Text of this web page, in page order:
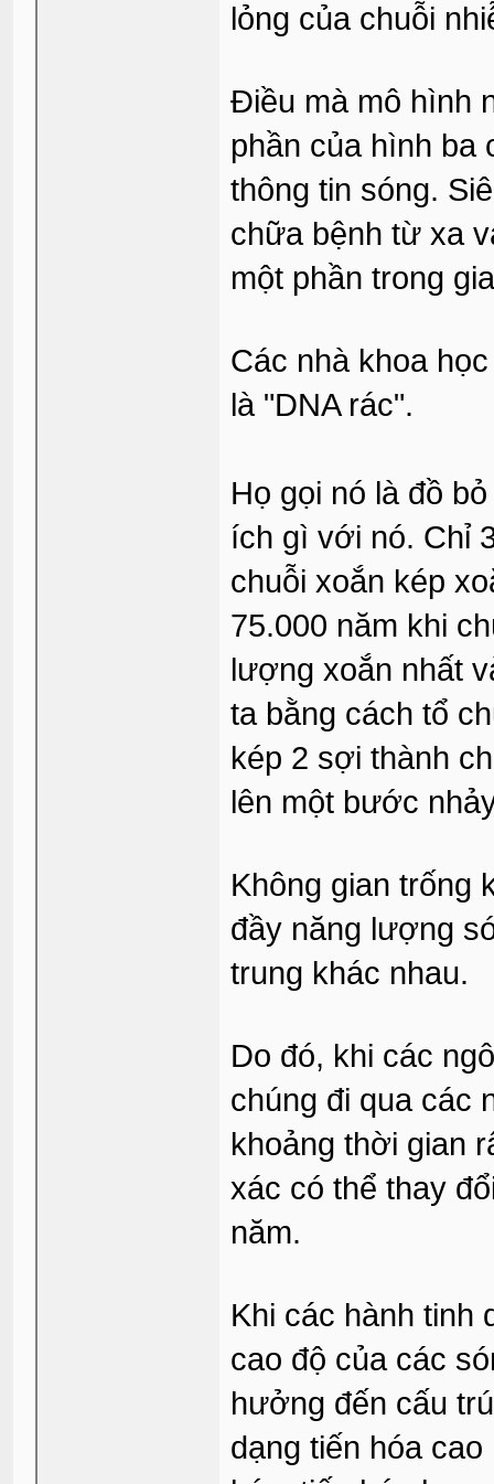
lỏng của chuỗi
Điều mà mô hình
phần của hình ba
thông tin sóng.
chữa bệnh từ xa
một phần trong
Các nhà khoa
là "DNA rác".
Họ gọi nó là đồ
ích gì với nó. Chỉ
chuỗi xoắn kép
75.000 năm khi
lượng xoắn nhất
ta bằng cách tổ
kép 2 sợi thành
lên một bước
Không gian trống
đầy năng lượng
trung khác nhau.
Do đó, khi các
chúng đi qua các
khoảng thời gian
xác có thể thay
năm.
Khi các hành tinh
cao độ của các
hưởng đến cấu
dạng tiến hóa